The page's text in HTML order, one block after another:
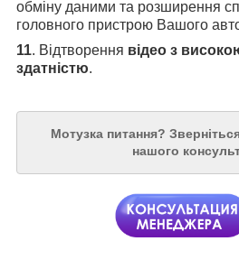
обміну даними та розширення
головного пристрою Вашого
11. Відтворення відео з
здатністю.
Мотузка питання?
нашого